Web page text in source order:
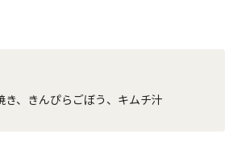
き、きんぴらごぼう、キムチ汁